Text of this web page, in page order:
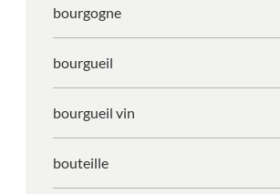
bourgogne
bourgueil
bourgueil vin
bouteille